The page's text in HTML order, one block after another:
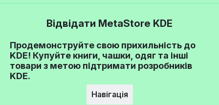
Відвідати MetaStore KDE
Продемонструйте свою прихильність до
KDE! Купуйте книги, чашки, одяг та інші
товари з метою підтримати розробників
KDE.
Навігація